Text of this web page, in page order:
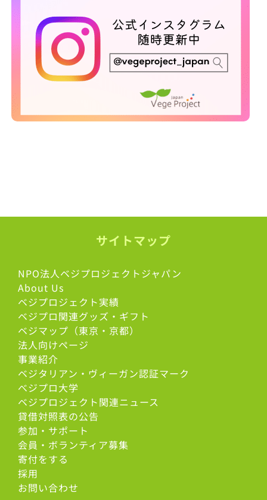
サイトマップ
NPO法人ベジプロジェクトジャパン
About Us
ベジプロジェクト実績
ベジプロ関連グッズ・ギフト
ベジマップ（東京・京都）
法人向けページ
事業紹介
ベジタリアン・ヴィーガン認証マーク
べジプロ大学
ベジプロジェクト関連ニュース
貸借対照表の公告
参加・サポート
会員・ボランティア募集
寄付をする
採用
お問い合わせ